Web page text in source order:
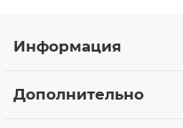
Информация
Дополнительно